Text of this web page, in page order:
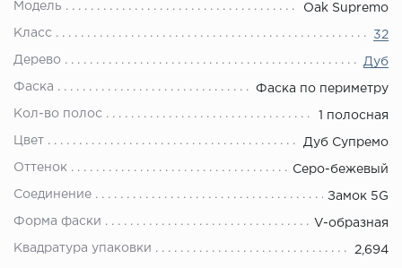
Модель Oak Supremo
Класс 32
Дерево Дуб
Фаска Фаска по периметру
Кол-во полос 1 полосная
Цвет Дуб Супремо
Оттенок Серо-бежевый
Соединение Замок 5G
Форма фаски V-образная
Квадратура упаковки 2,694